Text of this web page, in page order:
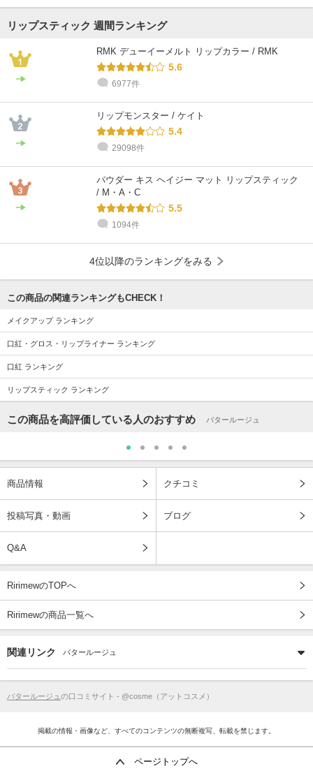
リップスティック 週間ランキング
RMK デューイーメルト リップカラー / RMK
5.6
6977件
リップモンスター / ケイト
5.4
29098件
パウダー キス ヘイジー マット リップスティック
/ M・A・C
5.5
1094件
4位以降のランキングをみる
この商品の関連ランキングもCHECK！
メイクアップ ランキング
口紅・グロス・リップライナー ランキング
口紅 ランキング
リップスティック ランキング
この商品を高評価している人のおすすめ バタールージュ
商品情報 クチコミ
投稿写真・動画 ブログ
Q&A
RirimewのTOPへ
Ririmewの商品一覧へ
関連リンク バタールージュ
バタールージュ の口コミサイト - @cosme（アットコスメ）
掲載の情報・画像など、すべてのコンテンツの無断複写、転載を禁じます。
ページトップへ